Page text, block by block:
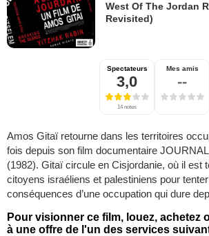
West Of The Jordan
Revisited)
Spectateurs
3,0
14 notes
Mes amis
--
Amos Gitaï retourne dans les territoires
fois depuis son film documentaire
(1982). Gitaï circule en Cisjordanie, où il est
citoyens israéliens et palestiniens pour
conséquences d’une occupation qui dure
Pour visionner ce film, louez, achetez
à une offre de l'un des services